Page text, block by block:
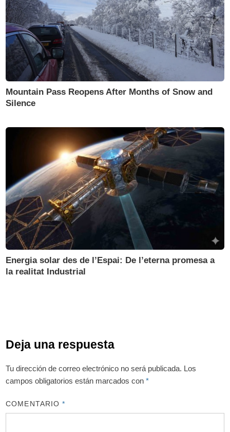
Mountain Pass Reopens After Months of Snow and
Silence
Energia solar des de l’Espai: De l’eterna promesa a
la realitat Industrial
Deja una respuesta
Tu dirección de correo electrónico no será publicada. Los
campos obligatorios están marcados con*
COMENTARIO*